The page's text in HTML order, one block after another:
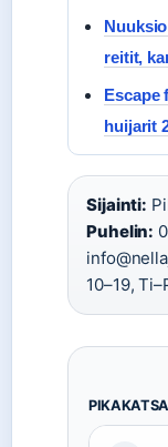
reitit,
Escape
huijarit
Sijainti:
Puhelin:
10–19,